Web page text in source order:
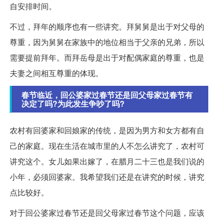
自安排时间。
不过，拜年的顺序也有一些讲究。拜舅舅是出于对父母的
尊重，因为舅舅在家族中的地位相当于父亲的兄弟，所以
需要提前拜年。而拜岳母是出于对配偶家庭的尊重，也是
夫妻之间相互尊重的体现。
春节临近，回公婆家过春节还是回父母家过春节有
决定了吗?为此发生争吵了吗?
农村有回婆家和回娘家的传统，是因为男方和女方都有自
己的家庭。现在生活在城市里的人不怎么讲究了，农村可
讲究这个。女儿如果出嫁了，在腊月二十三也是我们说的
小年，必须回婆家。我希望我们还是在讲究的时候，讲究
点比较好。
对于回公婆家过春节还是回父母家过春节这个问题，应该